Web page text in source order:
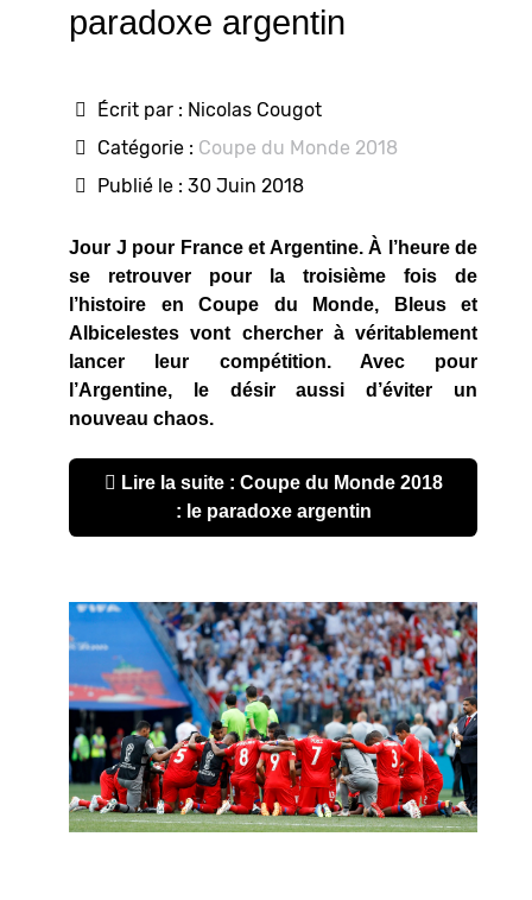
paradoxe argentin
Écrit par : Nicolas Cougot
Catégorie : Coupe du Monde 2018
Publié le : 30 Juin 2018
Jour J pour France et Argentine. À l’heure de
se retrouver pour la troisième fois de
l’histoire en Coupe du Monde, Bleus et
Albicelestes vont chercher à véritablement
lancer leur compétition. Avec pour
l’Argentine, le désir aussi d’éviter un
nouveau chaos.
Lire la suite : Coupe du Monde 2018
: le paradoxe argentin